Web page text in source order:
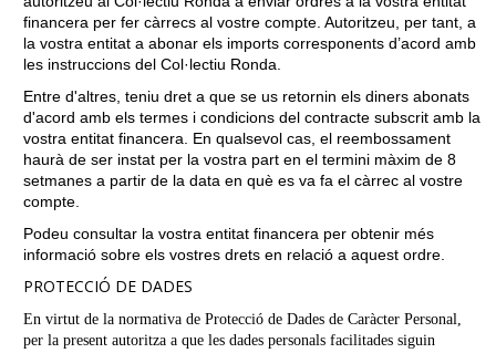
financera per fer càrrecs al vostre compte. Autoritzeu, per tant, a
la vostra entitat a abonar els imports corresponents d’acord amb
les instruccions del Col·lectiu Ronda.
Entre d'altres, teniu dret a que se us retornin els diners abonats
d'acord amb els termes i condicions del contracte subscrit amb la
vostra entitat financera. En qualsevol cas, el reembossament
haurà de ser instat per la vostra part en el termini màxim de 8
setmanes a partir de la data en què es va fa el càrrec al vostre
compte.
Podeu consultar la vostra entitat financera per obtenir més
informació sobre els vostres drets en relació a aquest ordre.
PROTECCIÓ DE DADES
En virtut de la normativa de Protecció de Dades de Caràcter Personal,
per la present autoritza a que les dades personals facilitades siguin